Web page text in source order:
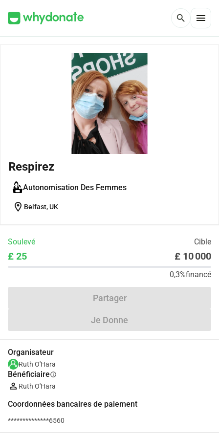
search menu
Respirez
Autonomisation Des Femmes
location_on Belfast, UK
Soulevé Cible
£ 25 £ 10 000
0,3%financé
Partager
Je Donne
Organisateur
Ruth O'Hara
Bénéficiaireinfo
Ruth O'Hara
Coordonnées bancaires de paiement
**************6560